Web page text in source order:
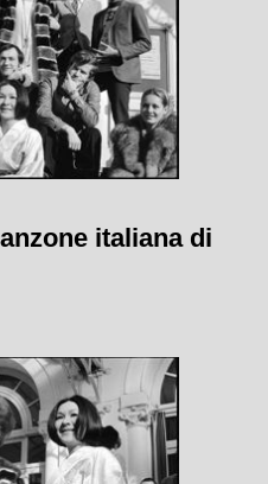
italiana di